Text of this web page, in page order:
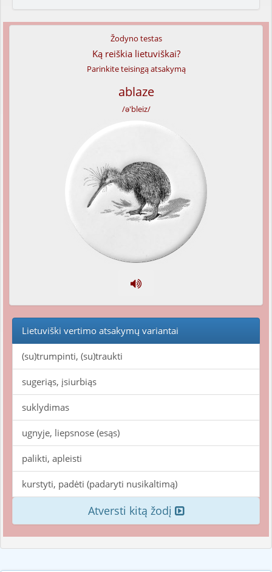
Žodyno testas
Ką reiškia lietuviškai?
Parinkite teisingą atsakymą
ablaze
/ə'bleiz/
Lietuviški vertimo atsakymų variantai
(su)trumpinti, (su)traukti
sugeriąs, įsiurbiąs
suklydimas
ugnyje, liepsnose (esąs)
palikti, apleisti
kurstyti, padėti (padaryti nusikaltimą)
Atversti kitą žodį